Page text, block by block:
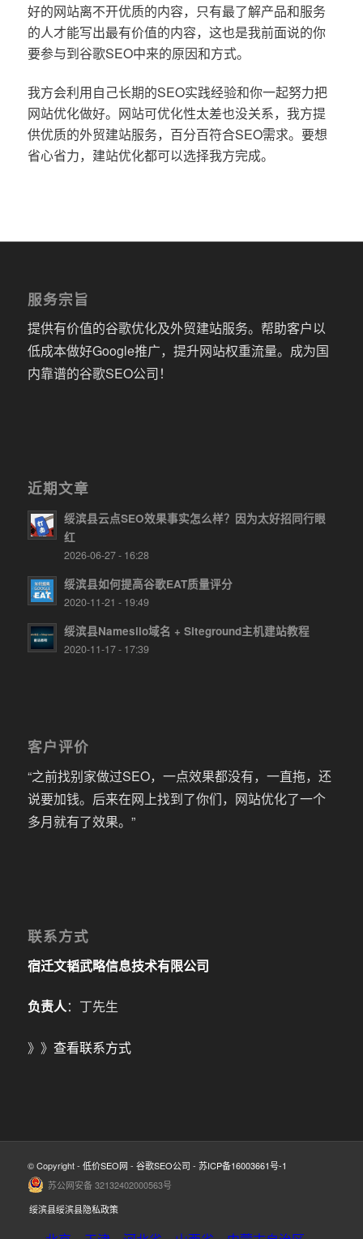
好的网站离不开优质的内容，只有最了解产品和服务
的人才能写出最有价值的内容，这也是我前面说的你
要参与到谷歌SEO中来的原因和方式。
我方会利用自己长期的SEO实践经验和你一起努力把
网站优化做好。网站可优化性太差也没关系，我方提
供优质的外贸建站服务，百分百符合SEO需求。要想
省心省力，建站优化都可以选择我方完成。
服务宗旨
提供有价值的谷歌优化及外贸建站服务。帮助客户以
低成本做好Google推广，提升网站权重流量。成为国
内靠谱的谷歌SEO公司！
近期文章
绥滨县云点SEO效果事实怎么样？因为太好招同行眼
红
2026-06-27 - 16:28
绥滨县如何提高谷歌EAT质量评分
2020-11-21 - 19:49
绥滨县Namesilo域名 + Siteground主机建站教程
2020-11-17 - 17:39
客户评价
“之前找别家做过SEO，一点效果都没有，一直拖，还
说要加钱。后来在网上找到了你们，网站优化了一个
多月就有了效果。”
联系方式
宿迁文韬武略信息技术有限公司
负责人：丁先生
》》 查看联系方式
© Copyright - 低价SEO网 - 谷歌SEO公司 - 苏ICP备16003661号-1
苏公网安备 32132402000563号
绥滨县绥滨县隐私政策